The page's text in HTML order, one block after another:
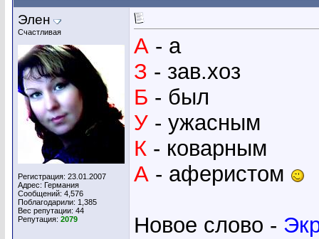
Элен
Счастливая
Регистрация: 23.01.2007
Адрес: Германия
Сообщений: 4,576
Поблагодарили: 1,385
Вес репутации: 44
Репутация: 2079
А - а
З - зав.хоз
Б - был
У - ужасным
К - коварным
А - аферистом
Новое слово -